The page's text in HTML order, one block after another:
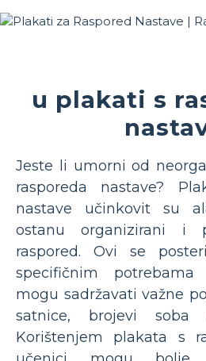
u plakati s
Jeste li umorni od
rasporeda nastave?
nastave učinkovit su
ostanu organizirani i
raspored. Ovi se
specifičnim
mogu sadržavati važne
satnice, brojevi
Korištenjem plakata s